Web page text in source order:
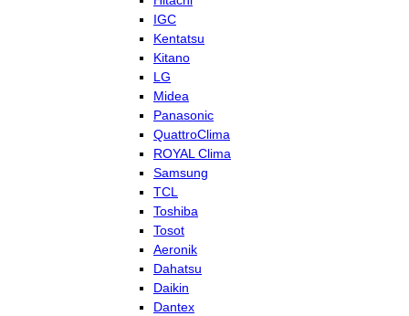
IGC
Kentatsu
Kitano
LG
Midea
Panasonic
QuattroClima
ROYAL Clima
Samsung
TCL
Toshiba
Tosot
Aeronik
Dahatsu
Daikin
Dantex